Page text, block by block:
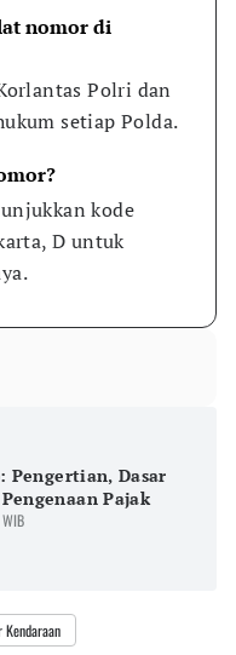
nomor di
Polri dan
setiap Polda.
kode
D untuk
Pengertian, Dasar
Pajak